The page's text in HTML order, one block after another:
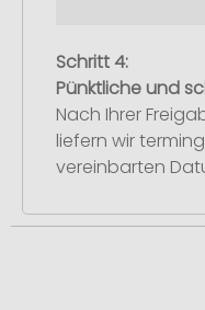
Schritt 4:
Pünktliche und
Nach Ihrer
liefern wir
vereinbarten